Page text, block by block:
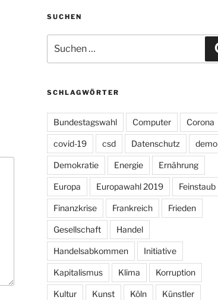
SUCHEN
nach:
SCHLAGWÖRTER
Bundestagswahl Computer Corona
covid-19 csd Datenschutz demo
Demokratie Energie Ernährung
Europa Europawahl 2019 Feinstaub
Finanzkrise Frankreich Frieden
Gesellschaft Handel
Handelsabkommen Initiative
Kapitalismus Klima Korruption
Kultur Kunst Köln Künstler